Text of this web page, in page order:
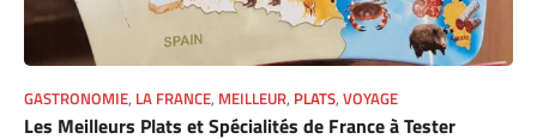
GASTRONOMIE, LA FRANCE, MEILLEUR, PLATS, VOYAGE
Les Meilleurs Plats et Spécialités de France à Tester